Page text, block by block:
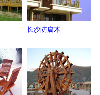
长沙防腐木